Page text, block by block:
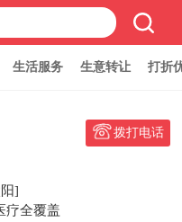
活服务 生意转让 打折优惠
拨打电话
]
疗全覆盖